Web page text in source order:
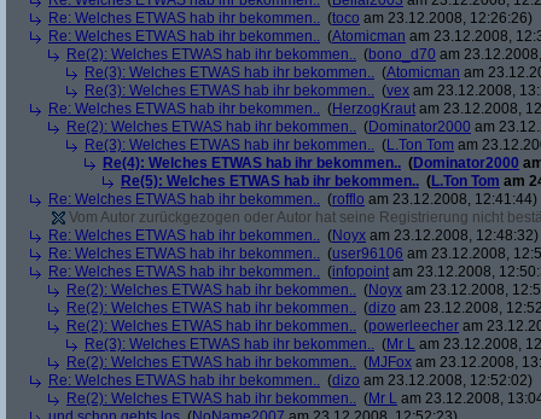
Re: Welches ETWAS hab ihr bekommen.. (toco am 23.12.2008, 12:26:26)
Re: Welches ETWAS hab ihr bekommen.. (Atomicman am 23.12.2008,
Re(2): Welches ETWAS hab ihr bekommen.. (bono_d70 am
Re(3): Welches ETWAS hab ihr bekommen.. (Atomicman am
Re(3): Welches ETWAS hab ihr bekommen.. (vex am 23.12.2008,
Re: Welches ETWAS hab ihr bekommen.. (HerzogKraut am 23.12.2008,
Re(2): Welches ETWAS hab ihr bekommen.. (Dominator2000 am
Re(3): Welches ETWAS hab ihr bekommen.. (L.Ton Tom am
Re(4): Welches ETWAS hab ihr bekommen.. (Dominator2000
Re(5): Welches ETWAS hab ihr bekommen.. (L.Ton Tom am
Re: Welches ETWAS hab ihr bekommen.. (rofflo am 23.12.2008, 12:41:44)
Vom Autor zurückgezogen oder Autor hat seine Registrierung nicht
Re: Welches ETWAS hab ihr bekommen.. (Noyx am 23.12.2008, 12:48:32)
Re: Welches ETWAS hab ihr bekommen.. (user96106 am 23.12.2008,
Re: Welches ETWAS hab ihr bekommen.. (infopoint am 23.12.2008,
Re(2): Welches ETWAS hab ihr bekommen.. (Noyx am 23.12.2008,
Re(2): Welches ETWAS hab ihr bekommen.. (dizo am 23.12.2008,
Re(2): Welches ETWAS hab ihr bekommen.. (powerleecher am
Re(3): Welches ETWAS hab ihr bekommen.. (Mr L am 23.12.2008,
Re(2): Welches ETWAS hab ihr bekommen.. (MJFox am 23.12.2008,
Re: Welches ETWAS hab ihr bekommen.. (dizo am 23.12.2008, 12:52:02)
Re(2): Welches ETWAS hab ihr bekommen.. (Mr L am 23.12.2008,